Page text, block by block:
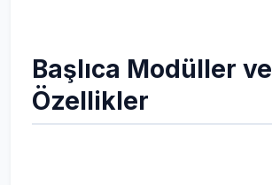
Başlıca Modüller ve
Özellikler